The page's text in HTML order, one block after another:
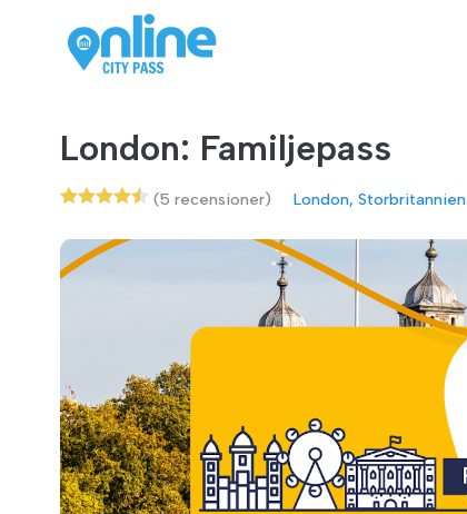
London: Familjepass
(5 recensioner) London, Storbritannien